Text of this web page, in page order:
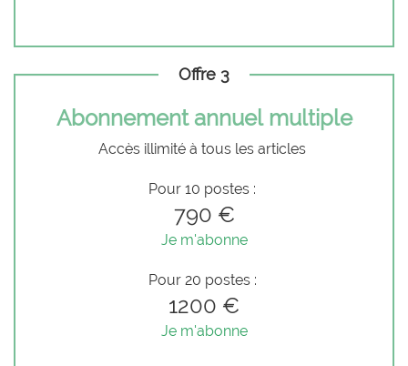
Offre 3
Abonnement annuel multiple
Accès illimité à tous les articles
Pour 10 postes :
790 €
Je m'abonne
Pour 20 postes :
1200 €
Je m'abonne